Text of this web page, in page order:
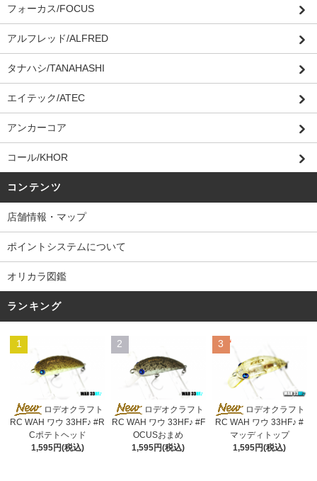
フォーカス/FOCUS
アルフレッド/ALFRED
タナハシ/TANAHASHI
エイテック/ATEC
アンカーコア
コール/KHOR
コンテンツ
店舗情報・マップ
ポイントシステムについて
オリカラ図鑑
ランキング
1
ロデオクラフト
RC WAH ワウ 33HF♪ #R
Cポテトヘッド
1,595円(税込)
2
ロデオクラフト
RC WAH ワウ 33HF♪ #F
OCUSおまめ
1,595円(税込)
3
ロデオクラフト
RC WAH ワウ 33HF♪ #
マッディトップ
1,595円(税込)